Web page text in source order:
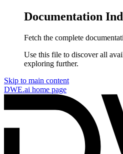
Documentation
Fetch the complete
Use this file to discover all
exploring further.
Skip to main content
DWE.ai home page